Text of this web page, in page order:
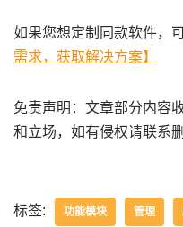
如果您想定制同款软件，
需求，获取解决方案】
免责声明：文章部分内容
和立场，如有侵权请联系删
标签: 功能模块 管理